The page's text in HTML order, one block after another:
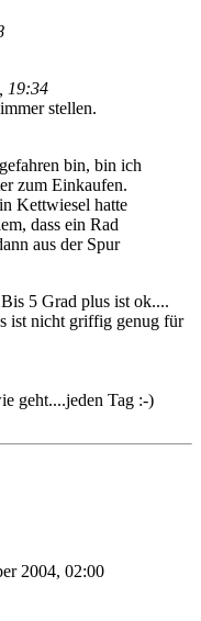
19:34
stellen.
bin, bin ich
zum Einkaufen.
Kettwiesel hatte
dass ein Rad
aus der Spur
5 Grad plus ist ok....
ist nicht griffig genug für
geht....jeden Tag :-)
2004, 02:00